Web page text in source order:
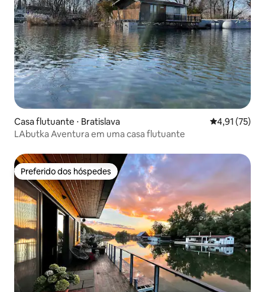
Casa flutuante ⋅ Bratislava 4,91 de uma
4,91 (75)
LAbutka Aventura em uma casa flutuante
Preferido dos hóspedes
Preferido dos hóspedes